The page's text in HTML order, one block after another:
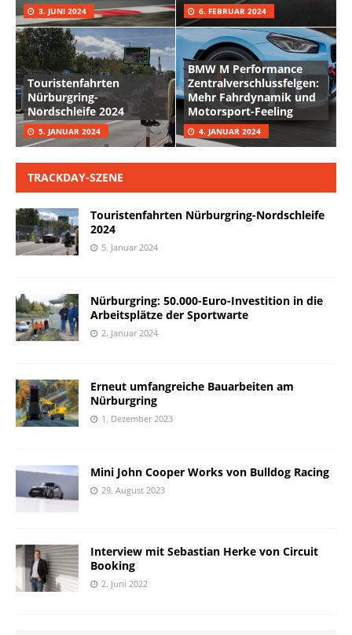
3. JUNI 2024 6. FEBRUAR 2024
Touristenfahrten
Nürburgring-
Nordschleife 2024
5. JANUAR 2024
BMW M Performance
Zentralverschlussfelgen:
Mehr Fahrdynamik und
Motorsport-Feeling
4. JANUAR 2024
TRACKDAY-SZENE
Touristenfahrten Nürburgring-Nordschleife
2024
5. Januar 2024
Nürburgring: 50.000-Euro-Investition in die
Arbeitsplätze der Sportwarte
2. Januar 2024
Erneut umfangreiche Bauarbeiten am
Nürburgring
1. Dezember 2023
Mini John Cooper Works von Bulldog Racing
29. August 2023
Interview mit Sebastian Herke von Circuit
Booking
2. Juni 2022